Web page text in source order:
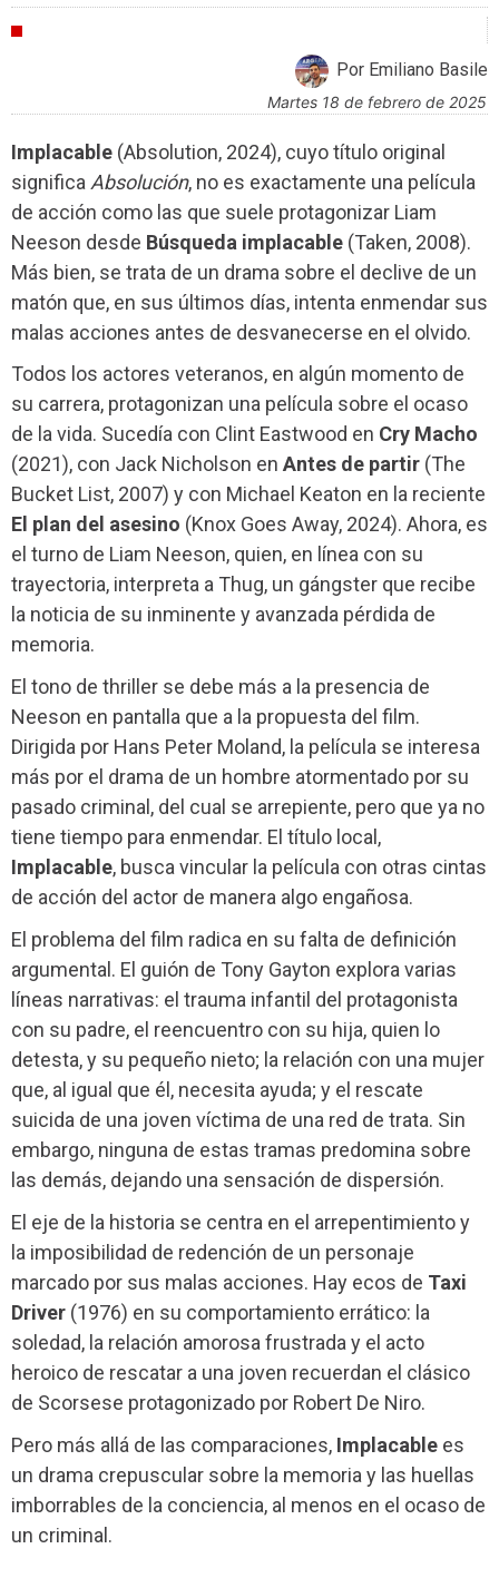
Por Emiliano Basile
martes 18 de febrero de 2025
Implacable (Absolution, 2024), cuyo título original
significa Absolución, no es exactamente una película
de acción como las que suele protagonizar Liam
Neeson desde Búsqueda implacable (Taken, 2008).
Más bien, se trata de un drama sobre el declive de un
matón que, en sus últimos días, intenta enmendar sus
malas acciones antes de desvanecerse en el olvido.
Todos los actores veteranos, en algún momento de
su carrera, protagonizan una película sobre el ocaso
de la vida. Sucedía con Clint Eastwood en Cry Macho
(2021), con Jack Nicholson en Antes de partir (The
Bucket List, 2007) y con Michael Keaton en la reciente
El plan del asesino (Knox Goes Away, 2024). Ahora, es
el turno de Liam Neeson, quien, en línea con su
trayectoria, interpreta a Thug, un gángster que recibe
la noticia de su inminente y avanzada pérdida de
memoria.
El tono de thriller se debe más a la presencia de
Neeson en pantalla que a la propuesta del film.
Dirigida por Hans Peter Moland, la película se interesa
más por el drama de un hombre atormentado por su
pasado criminal, del cual se arrepiente, pero que ya no
tiene tiempo para enmendar. El título local,
Implacable, busca vincular la película con otras cintas
de acción del actor de manera algo engañosa.
El problema del film radica en su falta de definición
argumental. El guión de Tony Gayton explora varias
líneas narrativas: el trauma infantil del protagonista
con su padre, el reencuentro con su hija, quien lo
detesta, y su pequeño nieto; la relación con una mujer
que, al igual que él, necesita ayuda; y el rescate
suicida de una joven víctima de una red de trata. Sin
embargo, ninguna de estas tramas predomina sobre
las demás, dejando una sensación de dispersión.
El eje de la historia se centra en el arrepentimiento y
la imposibilidad de redención de un personaje
marcado por sus malas acciones. Hay ecos de Taxi
Driver (1976) en su comportamiento errático: la
soledad, la relación amorosa frustrada y el acto
heroico de rescatar a una joven recuerdan el clásico
de Scorsese protagonizado por Robert De Niro.
Pero más allá de las comparaciones, Implacable es
un drama crepuscular sobre la memoria y las huellas
imborrables de la conciencia, al menos en el ocaso de
un criminal.